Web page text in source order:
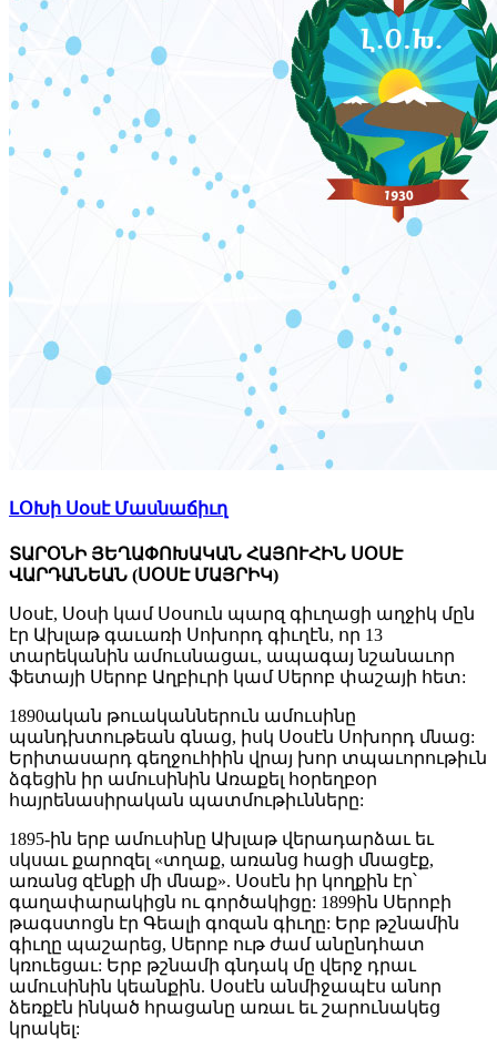
ԼՕԽի Սօսէ Մասնաճիւղ
ՏԱՐՕՆԻ ՅԵՂԱՓՈԽԱԿԱՆ ՀԱՅՈՒՀԻՆ ՍՕՍԷ
ՎԱՐԴԱՆԵԱՆ (ՍՕՍԷ ՄԱՅՐԻԿ)
Սօսէ, Սօսի կամ Սօսուն պարզ գիւղացի աղջիկ մըն
էր Ախլաթ գաւառի Սոխորդ գիւղէն, որ 13
տարեկանին ամուսնացաւ, ապագայ նշանաւոր
ֆետայի Սերոբ Աղբիւրի կամ Սերոբ փաշայի հետ:
1890ական թուականներուն ամուսինը
պանդխտութեան գնաց, իսկ Սօսէն Սոխորդ մնաց:
Երիտասարդ գեղջուհիին վրայ խոր տպաւորութիւն
ձգեցին իր ամուսինին Առաքել հօրեղբօր
հայրենասիրական պատմութիւնները:
1895-ին երբ ամուսինը Ախլաթ վերադարձաւ եւ
սկսաւ քարոզել «տղաք, առանց հացի մնացէք,
առանց զէնքի մի մնաք». Սօսէն իր կողքին էր՝
գաղափարակիցն ու գործակիցը: 1899ին Սերոբի
թագստոցն էր Գեալի գոզան գիւղը: Երբ թշնամին
գիւղը պաշարեց, Սերոբ ութ ժամ անընդհատ
կռուեցաւ: Երբ թշնամի գնդակ մը վերջ դրաւ
ամուսինին կեանքին. Սօսէն անմիջապէս անոր
ձեռքէն ինկած հրացանը առաւ եւ շարունակեց
կրակել: